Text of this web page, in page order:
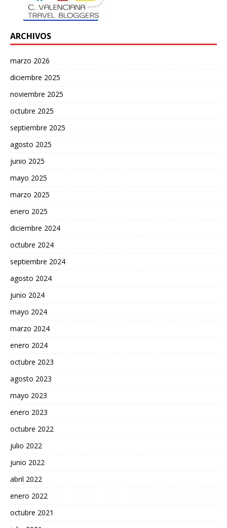
ARCHIVOS
marzo 2026
diciembre 2025
noviembre 2025
octubre 2025
septiembre 2025
agosto 2025
junio 2025
mayo 2025
marzo 2025
enero 2025
diciembre 2024
octubre 2024
septiembre 2024
agosto 2024
junio 2024
mayo 2024
marzo 2024
enero 2024
octubre 2023
agosto 2023
mayo 2023
enero 2023
octubre 2022
julio 2022
junio 2022
abril 2022
enero 2022
octubre 2021